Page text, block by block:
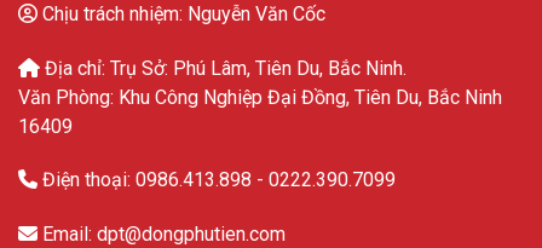
Chịu trách nhiệm: Nguyễn Văn Cốc
Địa chỉ: Trụ Sở: Phú Lâm, Tiên Du, Bắc Ninh.
Văn Phòng: Khu Công Nghiệp Đại Đồng, Tiên Du, Bắc Ninh
16409
Điện thoại: 0986.413.898 - 0222.390.7099
Email: dpt@dongphutien.com